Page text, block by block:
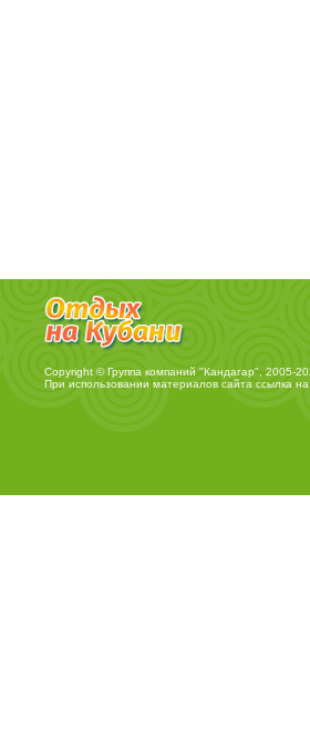
Copyright © Группа компаний "Кандагар", 2005-
При использовании материалов сайта ссылка на